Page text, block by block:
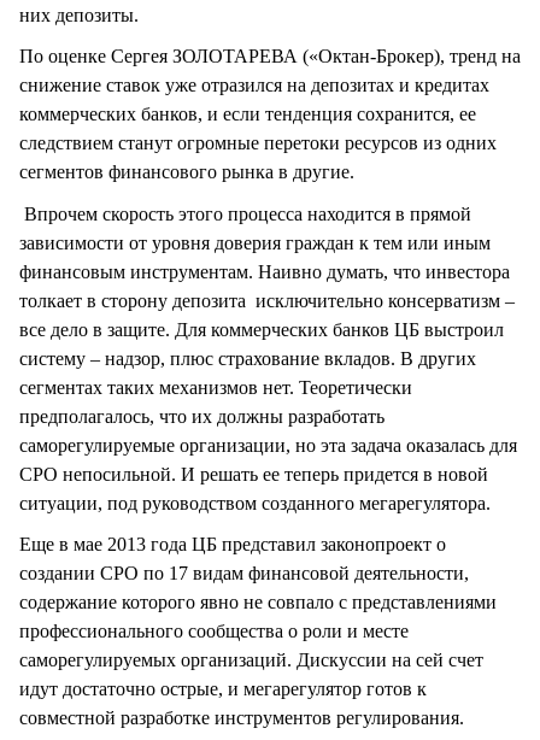
них депозиты.
По оценке Сергея ЗОЛОТАРЕВА («Октан-Брокер), тренд на
снижение ставок уже отразился на депозитах и кредитах
коммерческих банков, и если тенденция сохранится, ее
следствием станут огромные перетоки ресурсов из одних
сегментов финансового рынка в другие.
Впрочем скорость этого процесса находится в прямой
зависимости от уровня доверия граждан к тем или иным
финансовым инструментам. Наивно думать, что инвестора
толкает в сторону депозита исключительно консерватизм –
все дело в защите. Для коммерческих банков ЦБ выстроил
систему – надзор, плюс страхование вкладов. В других
сегментах таких механизмов нет. Теоретически
предполагалось, что их должны разработать
саморегулируемые организации, но эта задача оказалась для
СРО непосильной. И решать ее теперь придется в новой
ситуации, под руководством созданного мегарегулятора.
Еще в мае 2013 года ЦБ представил законопроект о
создании СРО по 17 видам финансовой деятельности,
содержание которого явно не совпало с представлениями
профессионального сообщества о роли и месте
саморегулируемых организаций. Дискуссии на сей счет
идут достаточно острые, и мегарегулятор готов к
совместной разработке инструментов регулирования.